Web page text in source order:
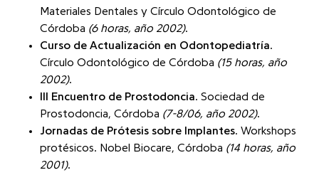
Materiales Dentales y Círculo Odontológico de
Córdoba (6 horas, año 2002).
Curso de Actualización en Odontopediatría.
Círculo Odontológico de Córdoba (15 horas, año
2002).
III Encuentro de Prostodoncia. Sociedad de
Prostodoncia, Córdoba (7-8/06, año 2002).
Jornadas de Prótesis sobre Implantes. Workshops
protésicos. Nobel Biocare, Córdoba (14 horas, año
2001).